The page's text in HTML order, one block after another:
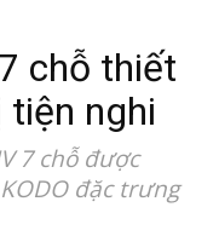
chỗ thiết
tiện nghi
7 chỗ được
đặc trưng